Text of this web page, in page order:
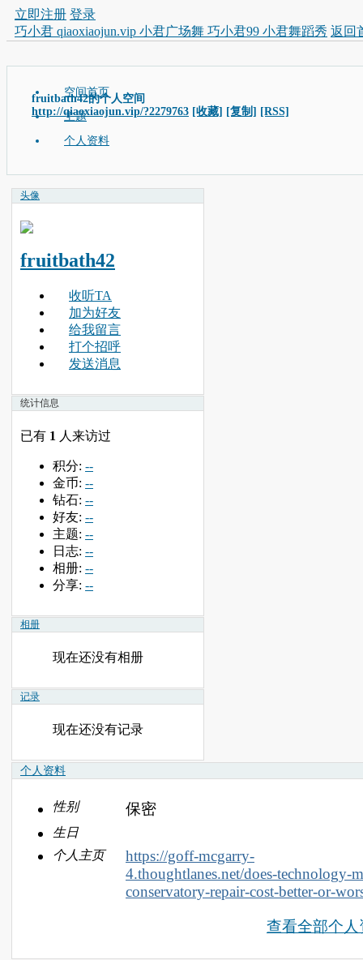
立即注册 登录
巧小君 qiaoxiaojun.vip 小君广场舞 巧小君99 小君舞蹈秀 返回
fruitbath42的个人空间
http://qiaoxiaojun.vip/?2279763 [收藏] [复制] [RSS]
空间首页
主题
个人资料
头像
fruitbath42
收听TA
加为好友
给我留言
打个招呼
发送消息
统计信息
已有 1 人来访过
积分: --
金币: --
钻石: --
好友: --
主题: --
日志: --
相册: --
分享: --
相册
现在还没有相册
记录
现在还没有记录
个人资料
性别 保密
生日
个人主页
https://goff-mcgarry-
4.thoughtlanes.net/does-technology-
conservatory-repair-cost-better-or-
查看全部个人